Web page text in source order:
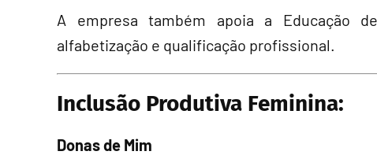
A empresa também apoia a Educação
alfabetização e qualificação profissional.
Inclusão Produtiva Feminina:
Donas de Mim